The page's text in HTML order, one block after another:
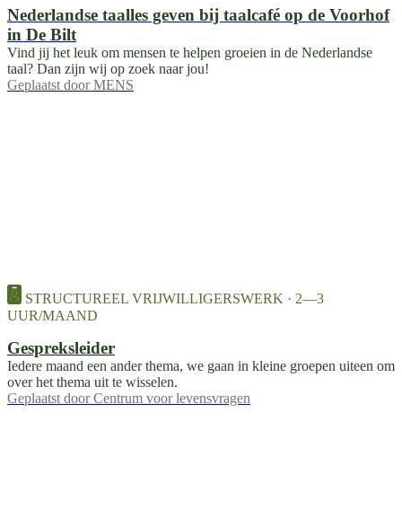
Nederlandse taalles geven bij taalcafé op de Voorhof
in De Bilt
Vind jij het leuk om mensen te helpen groeien in de Nederlandse
taal? Dan zijn wij op zoek naar jou!
Geplaatst door MENS
STRUCTUREEL VRIJWILLIGERSWERK · 2—3
UUR/MAAND
Gespreksleider
Iedere maand een ander thema, we gaan in kleine groepen uiteen om
over het thema uit te wisselen.
Geplaatst door Centrum voor levensvragen